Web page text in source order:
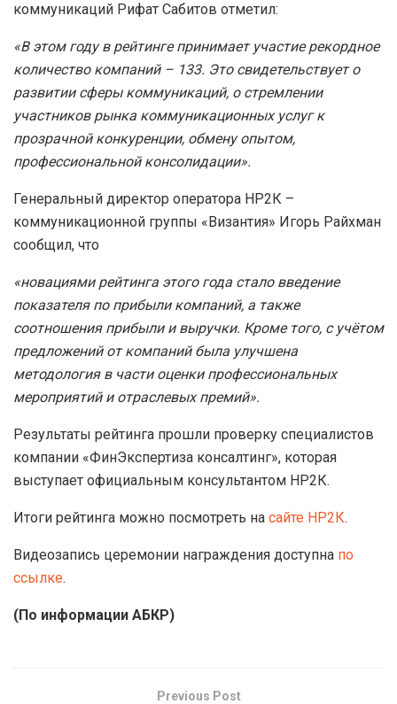
коммуникаций Рифат Сабитов отметил:
«В этом году в рейтинге принимает участие рекордное
количество компаний – 133. Это свидетельствует о
развитии сферы коммуникаций, о стремлении
участников рынка коммуникационных услуг к
прозрачной конкуренции, обмену опытом,
профессиональной консолидации».
Генеральный директор оператора НР2К –
коммуникационной группы «Византия» Игорь Райхман
сообщил, что
«новациями рейтинга этого года стало введение
показателя по прибыли компаний, а также
соотношения прибыли и выручки. Кроме того, с учётом
предложений от компаний была улучшена
методология в части оценки профессиональных
мероприятий и отраслевых премий».
Результаты рейтинга прошли проверку специалистов
компании «ФинЭкспертиза консалтинг», которая
выступает официальным консультантом НР2К.
Итоги рейтинга можно посмотреть на сайте НР2К.
Видеозапись церемонии награждения доступна по
ссылке.
(По информации АБКР)
Previous Post